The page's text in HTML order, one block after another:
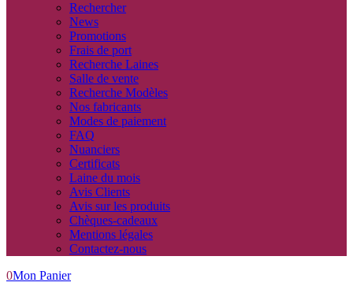
Rechercher
News
Promotions
Frais de port
Recherche Laines
Salle de vente
Recherche Modèles
Nos fabricants
Modes de paiement
FAQ
Nuanciers
Certificats
Laine du mois
Avis Clients
Avis sur les produits
Chèques-cadeaux
Mentions légales
Contactez-nous
0Mon Panier